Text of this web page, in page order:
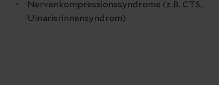
Nervenkompressionssyndrome (z.B. CTS,
Ulnarisrinnensyndrom)